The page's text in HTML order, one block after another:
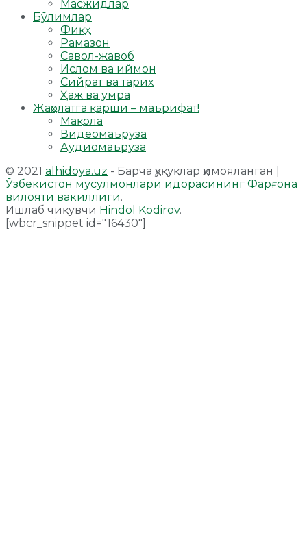
Масжидлар
Бўлимлар
Фиқҳ
Рамазон
Савол-жавоб
Ислом ва иймон
Сийрат ва тарих
Ҳаж ва умра
Жаҳолатга қарши – маърифат!
Мақола
Видеомаъруза
Аудиомаъруза
© 2021 alhidoya.uz - Барча ҳуқуқлар ҳимояланган |
Ўзбекистон мусулмонлари идорасининг Фарғона
вилояти вакиллиги.
Ишлаб чиқувчи Hindol Kodirov.
[wbcr_snippet id="16430"]